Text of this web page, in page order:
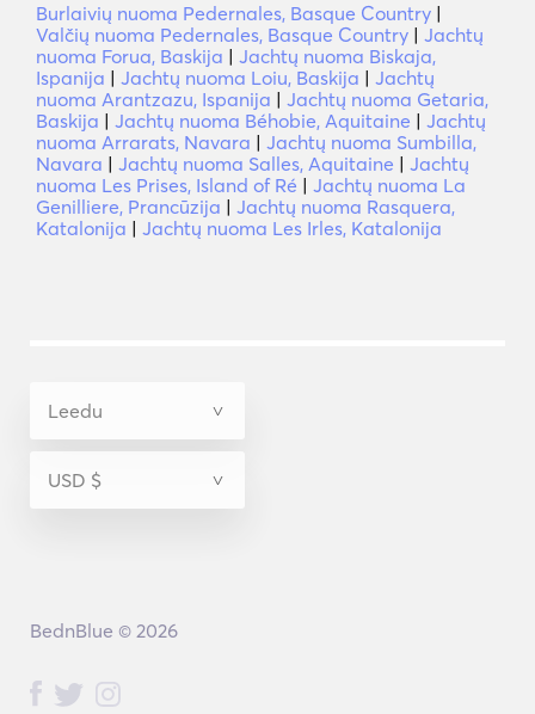
Burlaivių nuoma Pedernales, Basque Country |
Valčių nuoma Pedernales, Basque Country | Jachtų
nuoma Forua, Baskija | Jachtų nuoma Biskaja,
Ispanija | Jachtų nuoma Loiu, Baskija | Jachtų
nuoma Arantzazu, Ispanija | Jachtų nuoma Getaria,
Baskija | Jachtų nuoma Béhobie, Aquitaine | Jachtų
nuoma Arrarats, Navara | Jachtų nuoma Sumbilla,
Navara | Jachtų nuoma Salles, Aquitaine | Jachtų
nuoma Les Prises, Island of Ré | Jachtų nuoma La
Genilliere, Prancūzija | Jachtų nuoma Rasquera,
Katalonija | Jachtų nuoma Les Irles, Katalonija
BednBlue © 2026